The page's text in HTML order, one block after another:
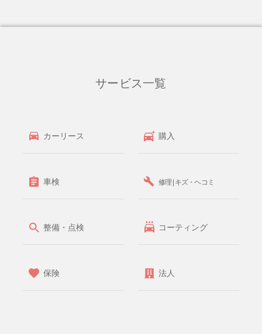
サービス一覧
カーリース 購入
車検 修理 | キズ・ヘコミ
整備・点検 コーティング
保険 法人